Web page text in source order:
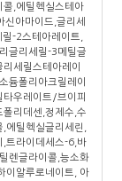
콜,에틸헥실스테아
아마이드,글리세
-2스테아레이트,
글리세릴-3메틸글
세릴스테아레이
듐폴리아크릴레이
타우레이트/브이피
폴리데센,정제수,수
틸헥실글리세린,
,트라이데세스-6,바
렌글라이콜,능소화
이알루로네이트, 아